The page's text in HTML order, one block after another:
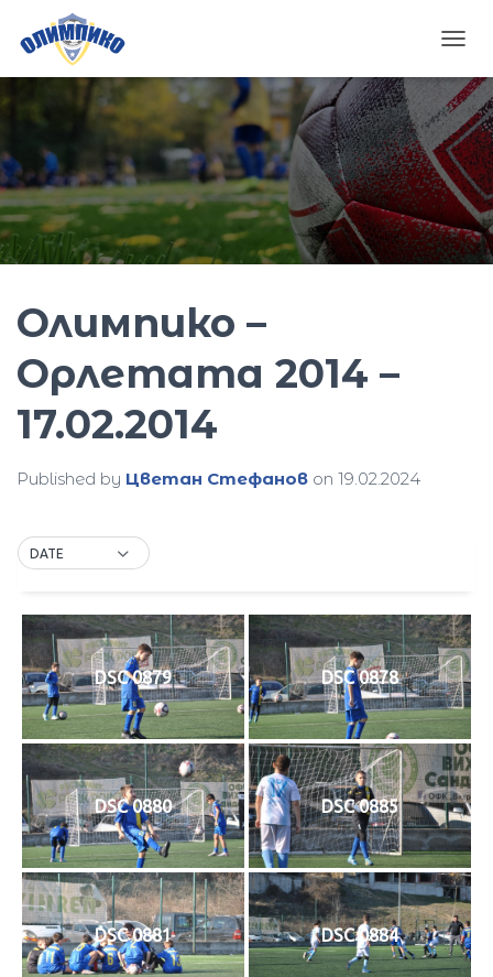
O
G
L
E
N
A
I
G
Олимпико –
Орлетата 2014 –
17.02.2014
Published by Цветан Стефанов on 19.02.2024
DATE
DSC 0879 DSC 0878
DSC 0880 DSC 0885
DSC 0881 DSC 0884